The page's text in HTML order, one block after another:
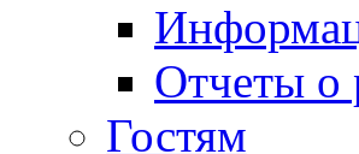
Отчеты
Гостям